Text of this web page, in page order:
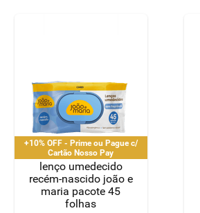
+10% OFF - Prime ou Pague c/
Cartão Nosso Pay
lenço umedecido
recém-nascido joão e
maria pacote 45
folhas